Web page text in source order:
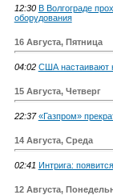
12:30 В Волгограде
оборудования
16 Августа, Пятница
04:02 США настаивают
15 Августа, Четверг
22:37 «Газпром»
14 Августа, Среда
02:41 Интрига:
12 Августа,